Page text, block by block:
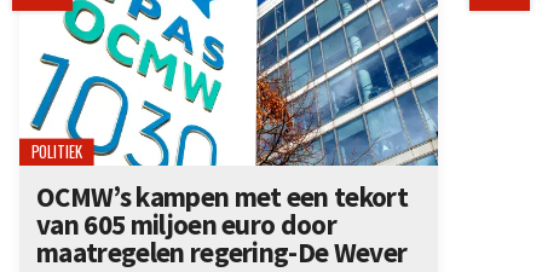
POLITIEK
OCMW’s kampen met een tekort
van 605 miljoen euro door
maatregelen regering-De Wever